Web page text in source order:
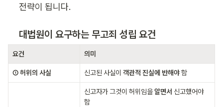
전략이 됩니다.
대법원이 요구하는 무고죄 성립 요건
요건 의미
① 허위의 사실 신고된 사실이 객관적 진실에 반해야 함
신고자가 그것이 허위임을 알면서 신고했어야
함